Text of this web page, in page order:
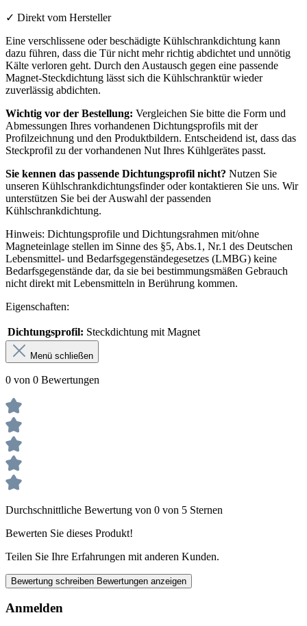
✓ Direkt vom Hersteller
Eine verschlissene oder beschädigte Kühlschrankdichtung kann
dazu führen, dass die Tür nicht mehr richtig abdichtet und unnötig
Kälte verloren geht. Durch den Austausch gegen eine passende
Magnet-Steckdichtung lässt sich die Kühlschranktür wieder
zuverlässig abdichten.
Wichtig vor der Bestellung: Vergleichen Sie bitte die Form und
Abmessungen Ihres vorhandenen Dichtungsprofils mit der
Profilzeichnung und den Produktbildern. Entscheidend ist, dass das
Steckprofil zu der vorhandenen Nut Ihres Kühlgerätes passt.
Sie kennen das passende Dichtungsprofil nicht? Nutzen Sie
unseren Kühlschrankdichtungsfinder oder kontaktieren Sie uns. Wir
unterstützen Sie bei der Auswahl der passenden
Kühlschrankdichtung.
Hinweis: Dichtungsprofile und Dichtungsrahmen mit/ohne
Magneteinlage stellen im Sinne des §5, Abs.1, Nr.1 des Deutschen
Lebensmittel- und Bedarfsgegenständegesetzes (LMBG) keine
Bedarfsgegenstände dar, da sie bei bestimmungsmäßen Gebrauch
nicht direkt mit Lebensmitteln in Berührung kommen.
Eigenschaften:
Dichtungsprofil: Steckdichtung mit Magnet
Menü schließen
0 von 0 Bewertungen
Durchschnittliche Bewertung von 0 von 5 Sternen
Bewerten Sie dieses Produkt!
Teilen Sie Ihre Erfahrungen mit anderen Kunden.
Bewertung schreiben Bewertungen anzeigen
Anmelden